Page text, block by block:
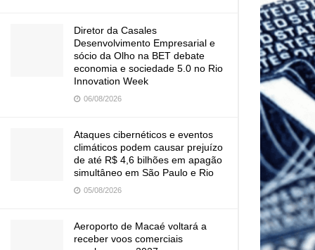
Diretor da Casales
Desenvolvimento Empresarial e
sócio da Olho na BET debate
economia e sociedade 5.0 no Rio
Innovation Week
06/08/2026
Ataques cibernéticos e eventos
climáticos podem causar prejuízo
de até R$ 4,6 bilhões em apagão
simultâneo em São Paulo e Rio
05/08/2026
Aeroporto de Macaé voltará a
receber voos comerciais